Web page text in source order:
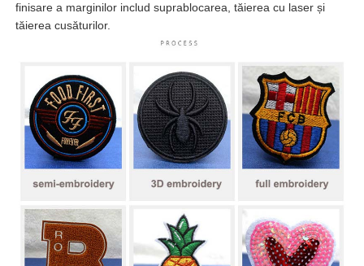
finisare a marginilor includ suprablocarea, tăierea cu laser și
tăierea cusăturilor.